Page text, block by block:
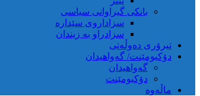
بانکی گیراوانی سیاسی
سزاداروی سێدارە
سزادراو بە زیندان
تیرۆری دەوڵەتی
دۆکیومێنت/ گەواهیدان
گەواهیدان
دۆکیومێنت
ماڵەوە